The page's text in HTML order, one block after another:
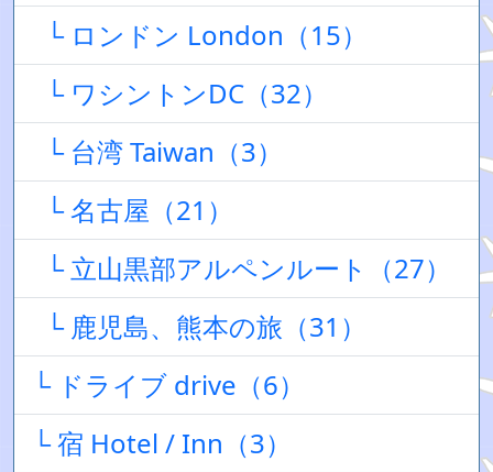
└ ロンドン London（15）
└ ワシントンDC（32）
└ 台湾 Taiwan（3）
└ 名古屋（21）
└ 立山黒部アルペンルート（27）
└ 鹿児島、熊本の旅（31）
└ ドライブ drive（6）
└ 宿 Hotel / Inn（3）